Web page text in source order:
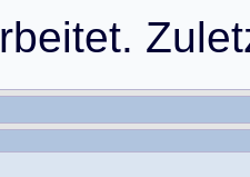
rbeitet. Zulet